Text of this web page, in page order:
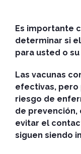
Es importante
determinar si
para usted o su
Las vacunas
efectivas, pero
riesgo de
de prevención,
evitar el
siguen siendo